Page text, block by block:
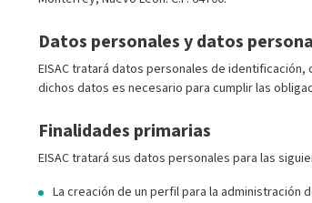
Datos personales y datos
EISAC tratará datos personales de
dichos datos es necesario para cumplir las
Finalidades primarias
EISAC tratará sus datos personales para las
La creación de un perfil para la administración